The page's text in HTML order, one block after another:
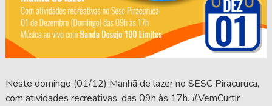
Neste domingo (01/12) Manhã de lazer no SESC Piracuruca,
com atividades recreativas, das 09h às 17h. #VemCurtir